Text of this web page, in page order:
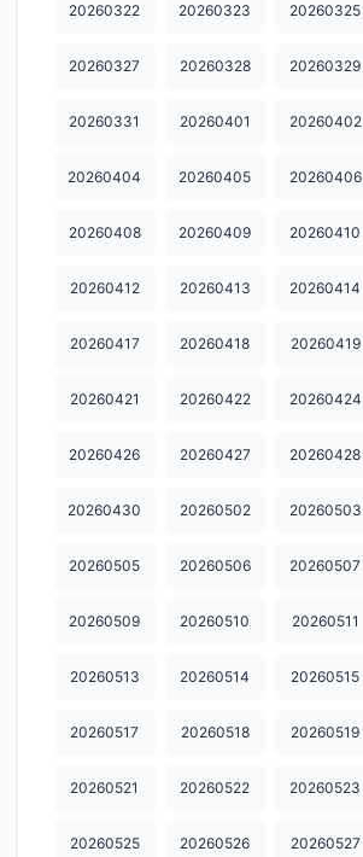
20260322 20260323 20260325
20260327 20260328 20260329
20260331 20260401 20260402
20260404 20260405 20260406
20260408 20260409 20260410
20260412 20260413 20260414
20260417 20260418 20260419
20260421 20260422 20260424
20260426 20260427 20260428
20260430 20260502 20260503
20260505 20260506 20260507
20260509 20260510 20260511
20260513 20260514 20260515
20260517 20260518 20260519
20260521 20260522 20260523
20260525 20260526 20260527